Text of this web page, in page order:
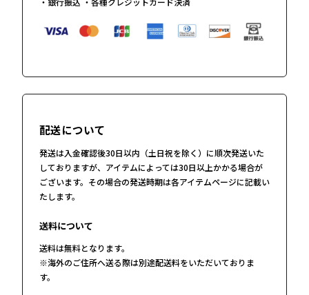
配送について
発送は入金確認後30日以内（土日祝を除く）に順次発送いた
しておりますが、アイテムによっては30日以上かかる場合が
ございます。その場合の発送時期は各アイテムページに記載い
たします。
送料について
送料は無料となります。
※海外のご住所へ送る際は別途配送料をいただいておりま
す。